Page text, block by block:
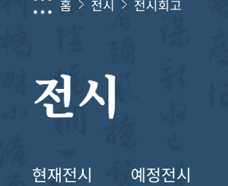
홈 전시 전시회고
전시
현재전시 예정전시